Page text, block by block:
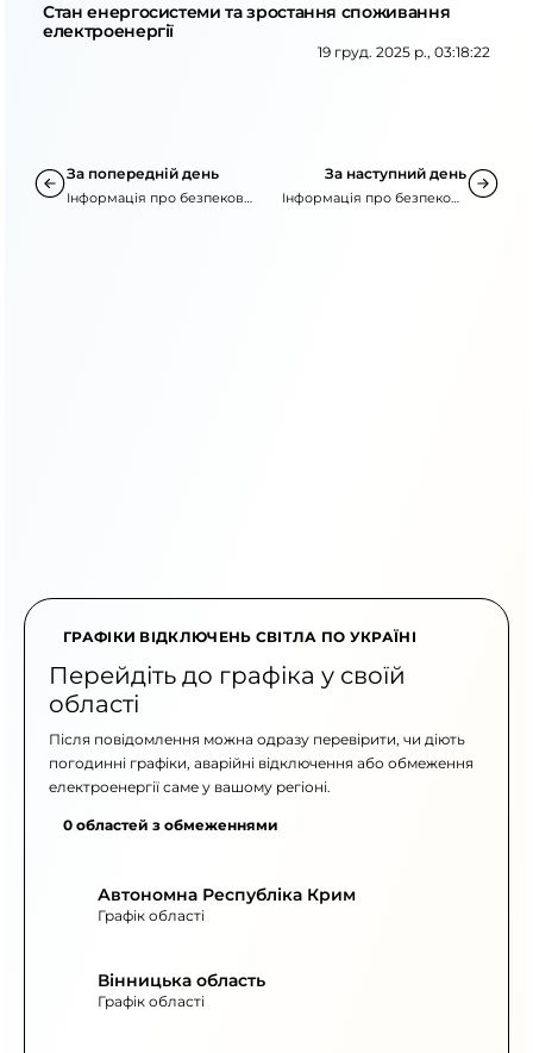
Стан енергосистеми та зростання споживання
електроенергії
19 груд. 2025 р., 03:18:22
За попередній день
Інформація про безпекову
За наступний день
Інформація про безпекову
ГРАФІКИ ВІДКЛЮЧЕНЬ СВІТЛА ПО УКРАЇНІ
Перейдіть до графіка у своїй
області
Після повідомлення можна одразу перевірити, чи діють
погодинні графіки, аварійні відключення або обмеження
електроенергії саме у вашому регіоні.
0 областей з обмеженнями
Автономна Республіка Крим
Графік області
Вінницька область
Графік області